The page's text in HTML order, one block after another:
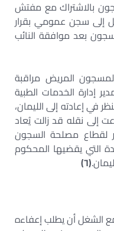
بالاشتراك مع مفتش
إلى سجن عمومي بقرار
بعد موافقة النائب
المريض مراقبة
إدارة الخدمات الطبية
إعادته إلى الليمان،
إلى نقله قد زالت يُعاد
لقطاع مصلحة السجون
التي يقضيها المحكوم
(٦)
الشغل أن يطلب إعفاءه